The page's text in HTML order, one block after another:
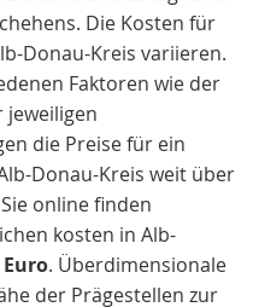
Die Kosten für
Donau-Kreis variieren.
Faktoren wie der
jeweiligen
die Preise für ein
Donau-Kreis weit über
online finden
kosten in Alb-
Euro. Überdimensionale
der Prägestellen zur